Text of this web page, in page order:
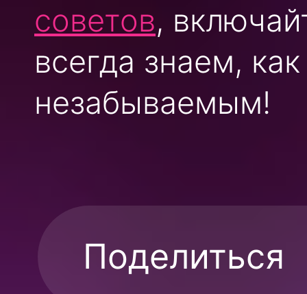
советов,
всегда знаем,
незабываемым!
Поделиться